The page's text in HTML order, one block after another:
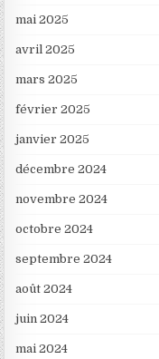
mai 2025
avril 2025
mars 2025
février 2025
janvier 2025
décembre 2024
novembre 2024
octobre 2024
septembre 2024
août 2024
juin 2024
mai 2024